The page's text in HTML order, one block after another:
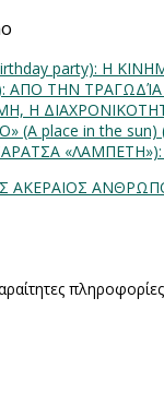
party): H
ΑΠΟ ΤΗΝ
Η
(Α place in the
ΑΚΕΡΑΙΟΣ